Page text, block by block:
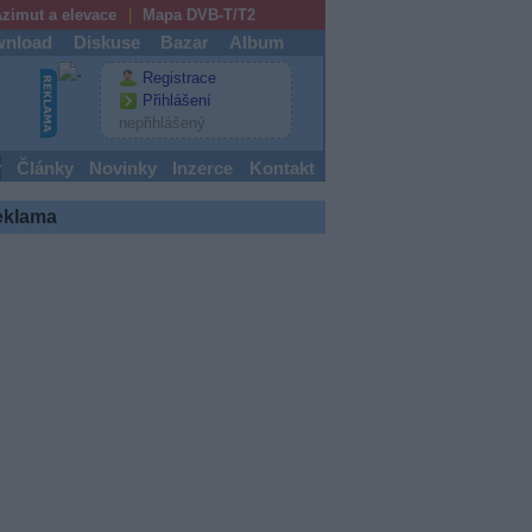
a elevace Mapa DVB-T/T2
Diskuse Bazar Album
Registrace
Přihlášení
nepřihlášený
Články Novinky Inzerce Kontakt